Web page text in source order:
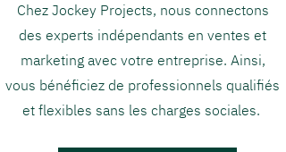
Chez Jockey Projects, nous connectons
des experts indépendants en ventes et
marketing avec votre entreprise. Ainsi,
vous bénéficiez de professionnels qualifiés
et flexibles sans les charges sociales.